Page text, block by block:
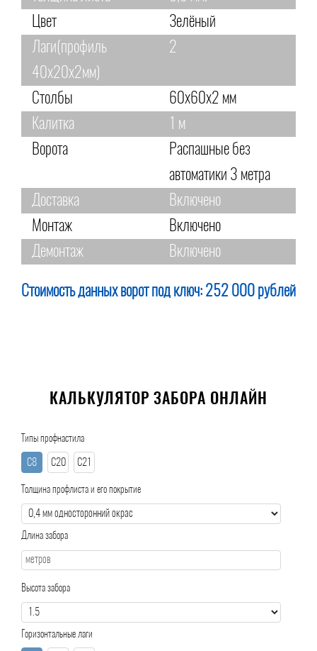
Цвет
Зелёный
Лаги(профиль
40х20х2мм)
2
Столбы
60х60х2 мм
Калитка
1 м
Ворота
Распашные без
автоматики 3 метра
Доставка
Включено
Монтаж
Включено
Демонтаж
Включено
Стоимость данных ворот под ключ: 252 000 рублей
КАЛЬКУЛЯТОР ЗАБОРА ОНЛАЙН
Типы профнастила
С8 С20 С21
Толщина профлиста и его покрытие
Длина забора
Высота забора
Горизонтальные лаги